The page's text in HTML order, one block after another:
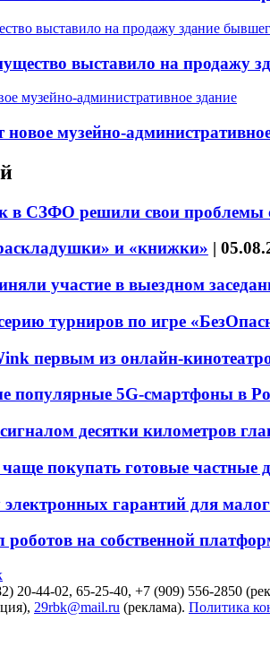
выставило на продажу
музейно-
в СЗФО решили свои проблемы
и «книжки» |
участие в выездном
турниров по игре
первым из онлайн-
популярные 5G-смартфоны в
десятки километров
покупать готовые частные
гарантий для
на собственной
20-44-02, 65-25-40, +7 (909) 556-2850
29rbk@mail.ru (реклама). Политика